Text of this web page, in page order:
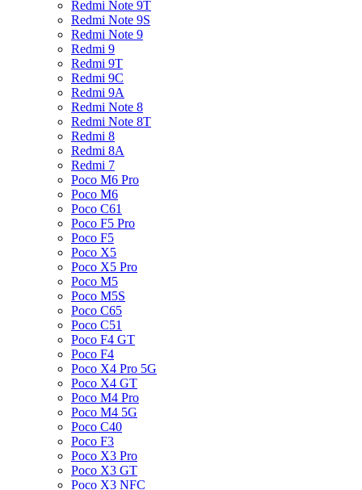
Redmi Note 9T
Redmi Note 9S
Redmi Note 9
Redmi 9
Redmi 9T
Redmi 9C
Redmi 9A
Redmi Note 8
Redmi Note 8T
Redmi 8
Redmi 8A
Redmi 7
Poco M6 Pro
Poco M6
Poco C61
Poco F5 Pro
Poco F5
Poco X5
Poco X5 Pro
Poco M5
Poco M5S
Poco C65
Poco C51
Poco F4 GT
Poco F4
Poco X4 Pro 5G
Poco X4 GT
Poco M4 Pro
Poco M4 5G
Poco C40
Poco F3
Poco X3 Pro
Poco X3 GT
Poco X3 NFC